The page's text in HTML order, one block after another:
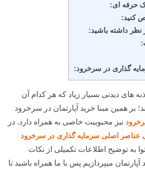
های دیدنی بسیار زیاد که هر کدام آن
بر همین مبنا خرید آپارتمان در سرخرود
نیز محبوبیت خاصی به همراه دارد. در
عناصر اصلی سرمایه گذاری در سرخرود
به توضیح اطلاعات تکمیلی از نکات
میپردازیم پس با ما همراه باشید تا